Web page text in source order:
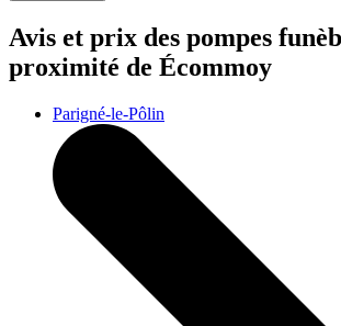
Avis et prix des pompes
proximité de Écommoy
Parigné-le-Pôlin